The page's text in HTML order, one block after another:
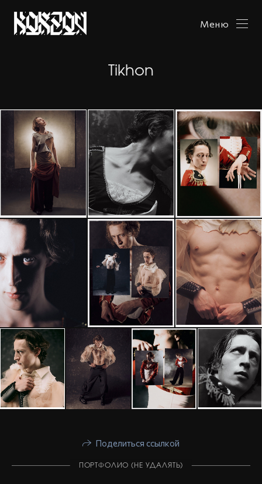
Меню
Tikhon
Поделиться ссылкой
ПОРТФОЛИО (НЕ УДАЛЯТЬ)